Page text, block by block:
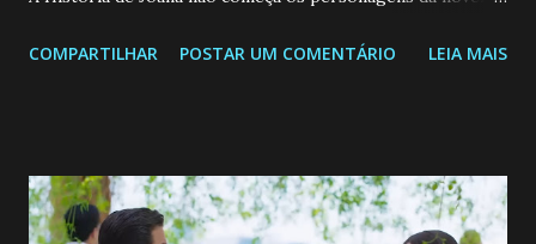
de 25/05/26 a 31/05/26 JOANA GUADALUPE (Camila
permanecer virgem até encontrar o homem que realmente
ama, o que não é fácil, já que dedica todas as suas energias a
COMPARTILHAR POSTAR UM COMENTÁRIO LEIA MAIS